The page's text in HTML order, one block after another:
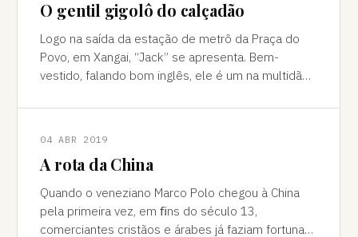
O gentil gigolô do calçadão
Logo na saída da estação de metrô da Praça do
Povo, em Xangai, “Jack” se apresenta. Bem-
vestido, falando bom inglês, ele é um na multidão
04 ABR 2019
A rota da China
Quando o veneziano Marco Polo chegou à China
pela primeira vez, em ﬁns do século 13,
comerciantes cristãos e árabes já faziam fortuna